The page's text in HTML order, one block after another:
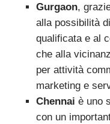
Gurgaon,
alla possibilità
qualificata e al
che alla
per attività
marketing e
Chennai è uno
con un